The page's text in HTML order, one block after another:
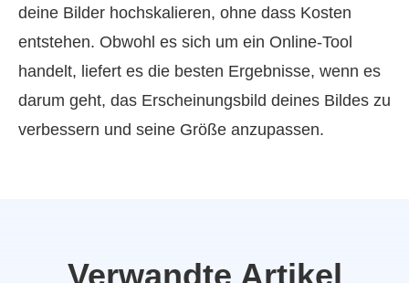
deine Bilder hochskalieren, ohne dass Kosten
entstehen. Obwohl es sich um ein Online-Tool
handelt, liefert es die besten Ergebnisse, wenn es
darum geht, das Erscheinungsbild deines Bildes zu
verbessern und seine Größe anzupassen.
Verwandte Artikel